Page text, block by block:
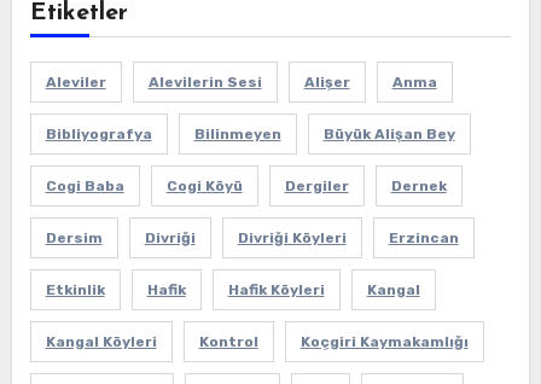
Etiketler
Aleviler Alevilerin Sesi Alişer Anma
Bibliyografya Bilinmeyen Büyük Alişan Bey
Cogi Baba Cogi Köyü Dergiler Dernek
Dersim Divriği Divriği Köyleri Erzincan
Etkinlik Hafik Hafik Köyleri Kangal
Kangal Köyleri Kontrol Koçgiri Kaymakamlığı